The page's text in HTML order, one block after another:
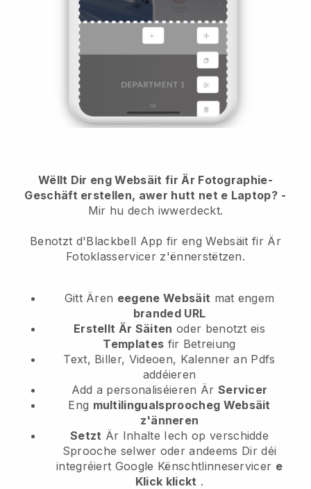
Wëllt Dir eng Websäit fir Är Fotographie-
Geschäft erstellen, awer hutt net e Laptop? -
Mir hu dech iwwerdeckt.
Benotzt d'Blackbell App fir eng Websäit fir Är
Fotoklasservicer z'ënnerstëtzen.
Gitt Ären eegene Websäit mat engem
branded URL
Erstellt Är Säiten oder benotzt eis
Templates fir Betreiung
Text, Biller, Videoen, Kalenner an Pdfs
addéieren
Add a personaliséieren Är Servicer
Eng multilingualsproocheg Websäit
z'änneren
Setzt Är Inhalte Iech op verschidde
Sprooche selwer oder andeems Dir déi
integréiert Google Kënschtlinneservicer e
Klick klickt .